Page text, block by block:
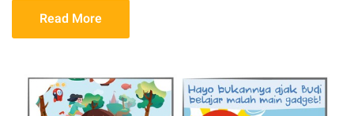
Read More